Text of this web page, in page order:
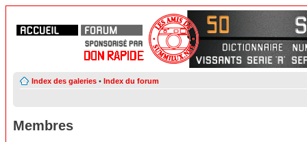
Index des galeries • Index du forum
Membres